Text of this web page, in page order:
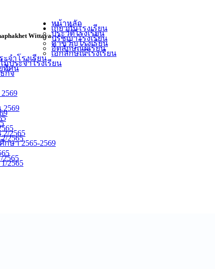
Wittaya
หน้าหลัก
เกี่ยวกับโรงเรียน
ประวัติโรงเรียน
ปรัชญาโรงเรียน
คำขวัญโรงเรียน
อัตลักษณ์ผู้เรียน
เอกลักษณ์โรงเรียน
ะจำโรงเรียน
ม้ประจำโรงเรียน
ทัศน์
กิจ
2565
2565
ษา 2565-2569
2565